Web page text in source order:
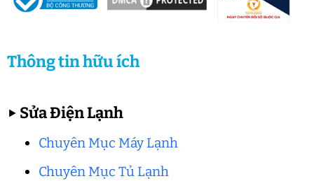
Thông tin hữu ích
▶ Sửa Điện Lạnh
Chuyên Mục Máy Lạnh
Chuyên Mục Tủ Lạnh